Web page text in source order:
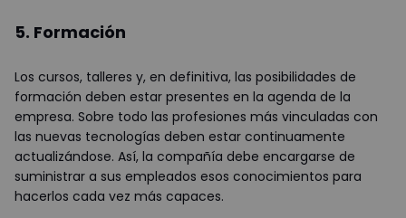
5. Formación
Los cursos, talleres y, en definitiva, las posibilidades de
formación deben estar presentes en la agenda de la
empresa. Sobre todo las profesiones más vinculadas con
las nuevas tecnologías deben estar continuamente
actualizándose. Así, la compañía debe encargarse de
suministrar a sus empleados esos conocimientos para
hacerlos cada vez más capaces.